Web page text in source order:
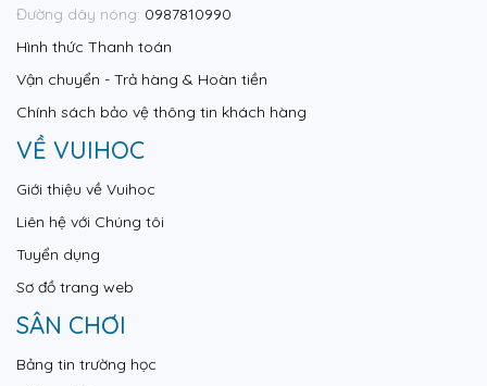
Đường dây nóng: 0987810990
Hình thức Thanh toán
Vận chuyển - Trả hàng & Hoàn tiền
Chính sách bảo vệ thông tin khách hàng
VỀ VUIHOC
Giới thiệu về Vuihoc
Liên hệ với Chúng tôi
Tuyển dụng
Sơ đồ trang web
SÂN CHƠI
Bảng tin trường học